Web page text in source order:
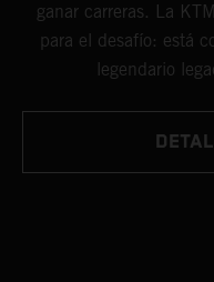
ganar carreras. La
para el desafío: está
legendario